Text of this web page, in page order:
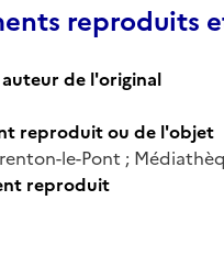
reproduits
de l'original
reproduit ou de l'objet
le-Pont ;
reproduit